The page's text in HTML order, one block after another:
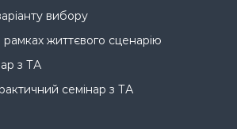
вибору
рамках життєвого сценарію
з ТА
семінар з ТА